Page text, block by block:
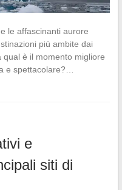
le affascinanti aurore
più ambite dai
è il momento migliore
e spettacolare?…
e
siti di